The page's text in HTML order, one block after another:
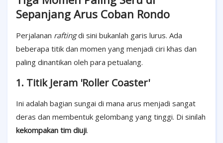
Sepanjang Arus Coban Rondo
Perjalanan raftingdi sini bukanlah garis lurus. Ada
beberapa titik dan momen yang menjadi ciri khas dan
paling dinantikan oleh para petualang.
1. Titik Jeram 'Roller Coaster'
Ini adalah bagian sungai di mana arus menjadi sangat
deras dan membentuk gelombang yang tinggi. Di sinilah
kekompakan tim diuji.